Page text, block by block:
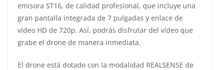
emisora ST16, de calidad profesional, que incluye una
gran pantalla integrada de 7 pulgadas y enlace de
vídeo HD de 720p. Así, podrás disfrutar del vídeo que
grabe el drone de manera inmediata.
El drone está dotado con la modalidad REALSENSE de